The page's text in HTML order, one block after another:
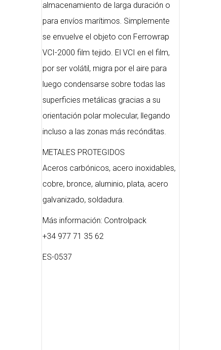
almacenamiento de larga duración o
para envíos marítimos. Simplemente
se envuelve el objeto con Ferrowrap
VCI-2000 film tejido. El VCI en el film,
por ser volátil, migra por el aire para
luego condensarse sobre todas las
superficies metálicas gracias a su
orientación polar molecular, llegando
incluso a las zonas más recónditas.
METALES PROTEGIDOS
Aceros carbónicos, acero inoxidables,
cobre, bronce, aluminio, plata, acero
galvanizado, soldadura.
Más información: Controlpack
+34 977 71 35 62
ES-0537